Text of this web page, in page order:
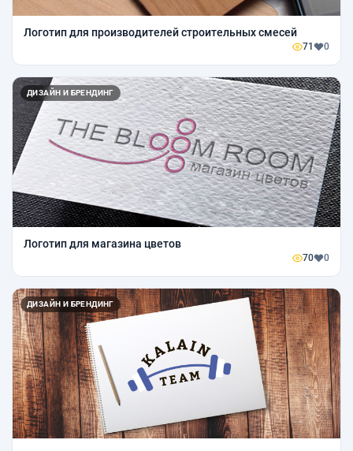
Логотип для производителей строительных смесей
71 0
ДИЗАЙН И БРЕНДИНГ
Логотип для магазина цветов
70 0
ДИЗАЙН И БРЕНДИНГ